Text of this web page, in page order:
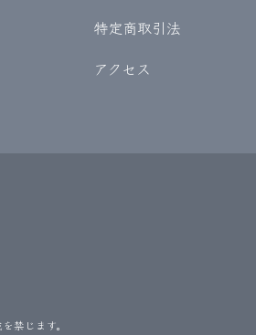
特定商取引法
アクセス
禁じます。